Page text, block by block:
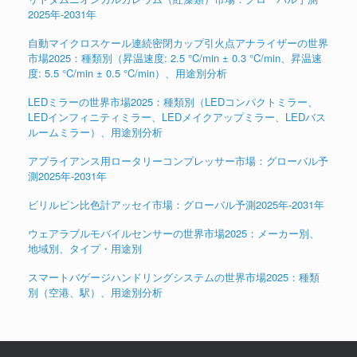
2025年-2031年
自動マイクロスケール連続密閉カップ引火点アナライザーの世界
市場2025：種類別（昇温速度: 2.5 °C/min ± 0.3 °C/min、昇温速
度: 5.5 °C/min ± 0.5 °C/min）、用途別分析
LEDミラーの世界市場2025：種類別（LEDコンパクトミラー、
LEDインフィニティミラー、LEDメイクアップミラー、LEDバス
ルームミラー）、用途別分析
アプライアンス用ロータリーコンプレッサー市場：グローバル予
測2025年-2031年
ビリルビン比色計アッセイ市場：グローバル予測2025年-2031年
ウェアラブルモバイルセンサーの世界市場2025：メーカー別、
地域別、タイプ・用途別
スマートバゲージハンドリングシステムの世界市場2025：種類
別（空港、駅）、用途別分析